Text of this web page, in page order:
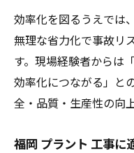
効率化を図るうえでは
無理な省力化で事故リ
す。現場経験者からは
効率化につながる」と
全・品質・生産性の向
福岡 プラント 工事に